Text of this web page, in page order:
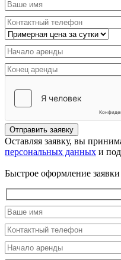
Отправить заявку
Оставляя заявку, вы
персональных данных и
Быстрое оформление заявки